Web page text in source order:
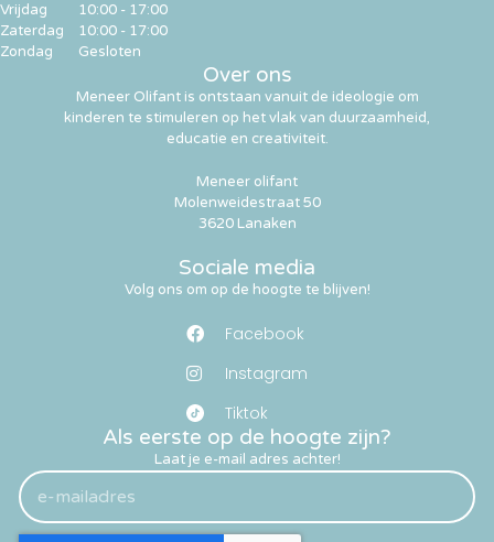
Als eerste op de hoogte zijn?
Laat je e-mail adres achter!
Sociale media
Volg ons om op de hoogte te blijven!
Facebook
Instagram
Tiktok
Over ons
Meneer Olifant is ontstaan vanuit de ideologie om
kinderen te stimuleren op het vlak van duurzaamheid,
educatie en creativiteit.
Meneer olifant
Molenweidestraat 50
3620 Lanaken
Vrijdag
Zaterdag
Zondag
10:00 - 17:00
10:00 - 17:00
Gesloten